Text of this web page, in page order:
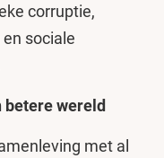
corruptie,
sociale
betere wereld
met al